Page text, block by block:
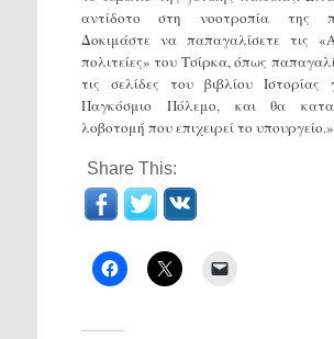
αντίδοτο στη νοοτροπία της
Δοκιμάστε να παπαγαλίσετε τις
πολιτείες» του Τσίρκα, όπως
τις σελίδες του βιβλίου
Παγκόσμιο Πόλεμο, και θα
λοβοτομή που επιχειρεί το υπουργείο.»
Share This: